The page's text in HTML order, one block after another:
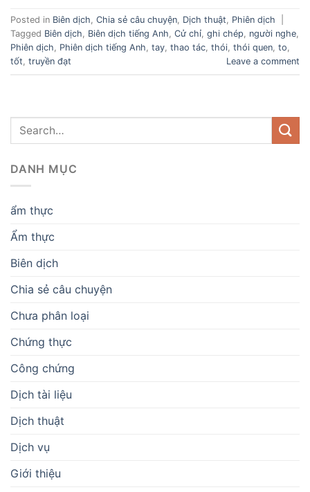
Posted in Biên dịch, Chia sẻ câu chuyện, Dịch thuật, Phiên dịch
Tagged Biên dịch, Biên dịch tiếng Anh, Cử chỉ, ghi chép, người nghe,
Phiên dịch, Phiên dịch tiếng Anh, tay, thao tác, thói, thói quen, to,
tốt, truyền đạt Leave a comment
DANH MỤC
ẩm thực
Ẩm thực
Biên dịch
Chia sẻ câu chuyện
Chưa phân loại
Chứng thực
Công chứng
Dịch tài liệu
Dịch thuật
Dịch vụ
Giới thiệu